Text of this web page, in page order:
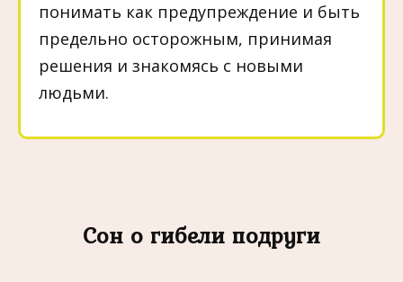
понимать как предупреждение и быть
предельно осторожным, принимая
решения и знакомясь с новыми
людьми.
Сон о гибели подруги